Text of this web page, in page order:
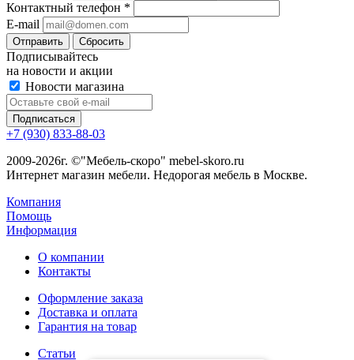
Контактный телефон *
E-mail
Сбросить
Подписывайтесь
на новости и акции
Новости магазина
+7 (930) 833-88-03
2009-2026г. ©"Мебель-скоро" mebel-skoro.ru
Интернет магазин мебели. Недорогая мебель в Москве.
Компания
Помощь
Информация
О компании
Контакты
Оформление заказа
Доставка и оплата
Гарантия на товар
Статьи